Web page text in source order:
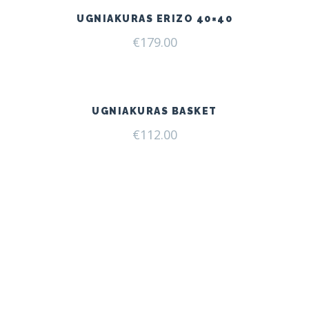
UGNIAKURAS ERIZO 40×40
€179.00
UGNIAKURAS BASKET
€112.00